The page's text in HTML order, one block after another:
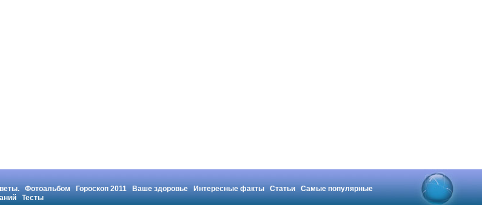
Фотоальбом Гороскоп 2011 Ваше здоровье Интересные факты Статьи
Самые популярные
Тесты